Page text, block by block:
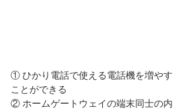
① ひかり電話で使える電話機を増やす
ことができる
② ホームゲートウェイの端末同士の内